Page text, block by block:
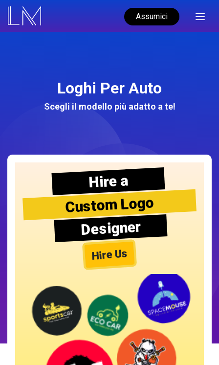
Assumici
Loghi Per Auto
Scegli il modello più adatto a te!
Hire a
Custom Logo
Designer
Hire Us